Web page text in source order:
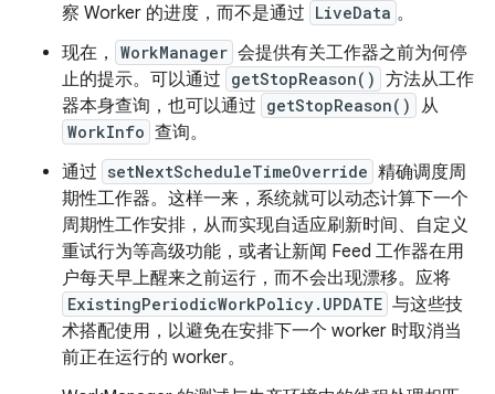
察 Worker 的进度，而不是通过 LiveData 。
现在，
WorkManager 会提供有关工作器之前为何停
止的提示。可以通过 getStopReason() 方法从工作
器本身查询，也可以通过 getStopReason() 从
WorkInfo 查询。
通过 setNextScheduleTimeOverride 精确调度周
期性工作器。这样一来，系统就可以动态计算下一个
周期性工作安排，从而实现自适应刷新时间、自定义
重试行为等高级功能，或者让新闻 Feed 工作器在用
户每天早上醒来之前运行，而不会出现漂移。应将
ExistingPeriodicWorkPolicy.UPDATE 与这些技
术搭配使用，以避免在安排下一个 worker 时取消当
前正在运行的 worker。